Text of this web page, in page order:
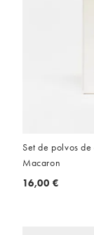
Set de polvos
Macaron
16,00 €